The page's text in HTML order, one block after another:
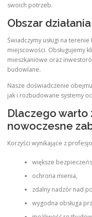
swoich potrzeb.
Obszar działania
Świadczymy usługi na
miejscowości. Obsługujemy
mieszkaniowe oraz
budowlane.
Nasze doświadczenie
jak i rozbudowane systemy
Dlaczego warto
nowoczesne
Korzyści wynikające z
większe
ochrona mienia,
zdalny nadzór nad
wygodna obsługa